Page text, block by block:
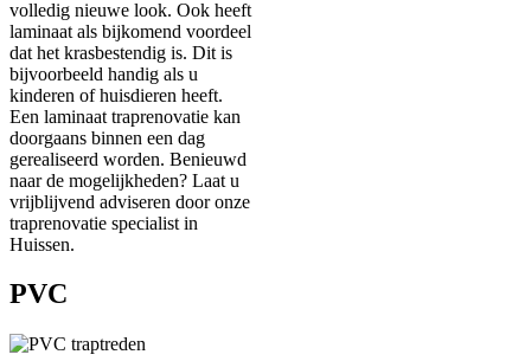
volledig nieuwe look. Ook heeft
laminaat als bijkomend voordeel
dat het krasbestendig is. Dit is
bijvoorbeeld handig als u
kinderen of huisdieren heeft.
Een laminaat traprenovatie kan
doorgaans binnen een dag
gerealiseerd worden. Benieuwd
naar de mogelijkheden? Laat u
vrijblijvend adviseren door onze
traprenovatie specialist in
Huissen.
PVC